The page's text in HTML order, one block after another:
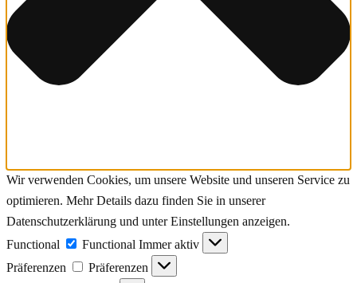
Wir verwenden Cookies, um unsere Website und unseren Service zu
optimieren. Mehr Details dazu finden Sie in unserer
Datenschutzerklärung und unter Einstellungen anzeigen.
Functional
Functional Immer aktiv
Präferenzen
Präferenzen